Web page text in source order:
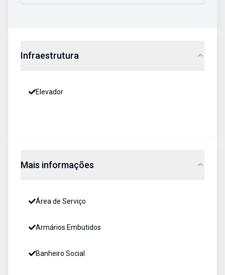
Infraestrutura
Elevador
Mais informações
Área de Serviço
Armários Embutidos
Banheiro Social